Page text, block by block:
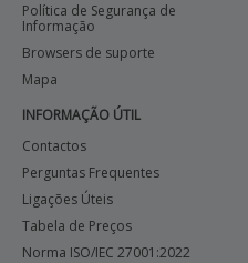
Política de Segurança de
Informação
Browsers de suporte
Mapa
INFORMAÇÃO ÚTIL
Contactos
Perguntas Frequentes
Ligações Úteis
Tabela de Preços
Norma ISO/IEC 27001:2022